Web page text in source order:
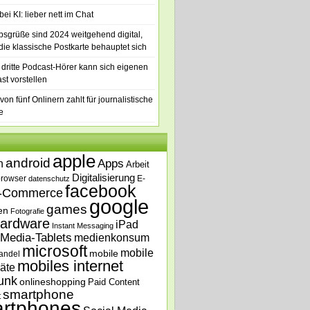
KI: lieber nett im Chat
sind 2024 weitgehend digital,
klassische Postkarte behauptet sich
Podcast-Hörer kann sich eigenen
vorstellen
fünf Onlinern zahlt für journalistische
android appleApps Arbeit
datenschutz Digitalisierung E-
facebook
Fotografie games google
Instant Messaging iPad
Media-Tablets medienkonsum
microsoft mobile mobile
mobiles internet
onlineshopping Paid Content
smartphone